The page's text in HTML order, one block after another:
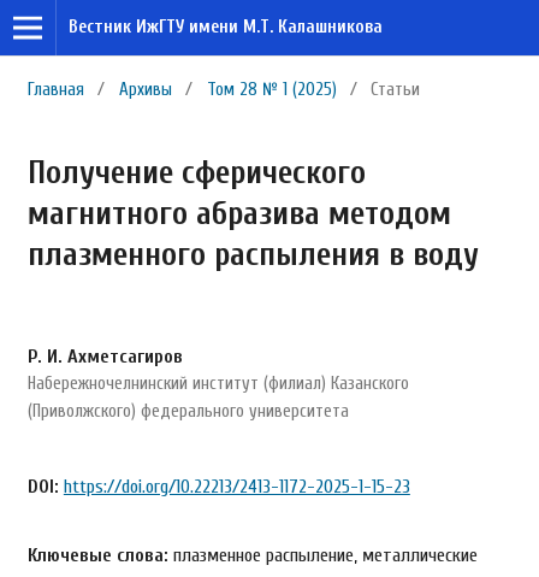
Вестник ИжГТУ имени М.Т. Калашникова
Главная / Архивы / Том 28 № 1 (2025) / Статьи
Получение сферического
магнитного абразива методом
плазменного распыления в воду
Р. И. Ахметсагиров
Набережночелнинский институт (филиал) Казанского
(Приволжского) федерального университета
DOI: https://doi.org/10.22213/2413-1172-2025-1-15-23
Ключевые слова: плазменное распыление, металлические